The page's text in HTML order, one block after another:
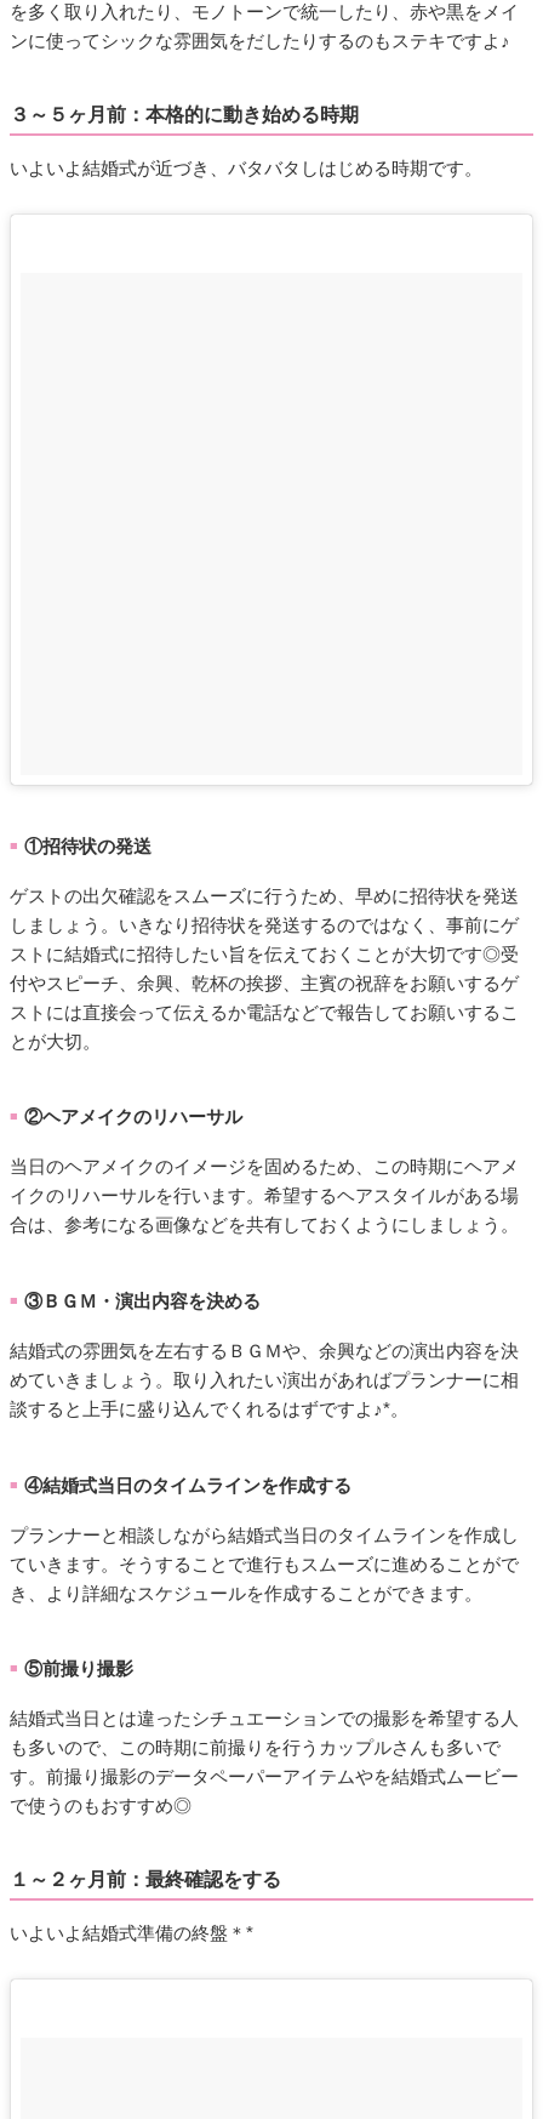
を多く取り入れたり、モノトーンで統一したり、赤や黒をメイ
ンに使ってシックな雰囲気をだしたりするのもステキですよ♪
３～５ヶ月前：本格的に動き始める時期
いよいよ結婚式が近づき、バタバタしはじめる時期です。
■ ①招待状の発送
ゲストの出欠確認をスムーズに行うため、早めに招待状を発送
しましょう。いきなり招待状を発送するのではなく、事前にゲ
ストに結婚式に招待したい旨を伝えておくことが大切です◎受
付やスピーチ、余興、乾杯の挨拶、主賓の祝辞をお願いするゲ
ストには直接会って伝えるか電話などで報告してお願いするこ
とが大切。
■ ②ヘアメイクのリハーサル
当日のヘアメイクのイメージを固めるため、この時期にヘアメ
イクのリハーサルを行います。希望するヘアスタイルがある場
合は、参考になる画像などを共有しておくようにしましょう。
■ ③ＢＧＭ・演出内容を決める
結婚式の雰囲気を左右するＢＧＭや、余興などの演出内容を決
めていきましょう。取り入れたい演出があればプランナーに相
談すると上手に盛り込んでくれるはずですよ♪*。
■ ④結婚式当日のタイムラインを作成する
プランナーと相談しながら結婚式当日のタイムラインを作成し
ていきます。そうすることで進行もスムーズに進めることがで
き、より詳細なスケジュールを作成することができます。
■ ⑤前撮り撮影
結婚式当日とは違ったシチュエーションでの撮影を希望する人
も多いので、この時期に前撮りを行うカップルさんも多いで
す。前撮り撮影のデータペーパーアイテムやを結婚式ムービー
で使うのもおすすめ◎
１～２ヶ月前：最終確認をする
いよいよ結婚式準備の終盤＊*